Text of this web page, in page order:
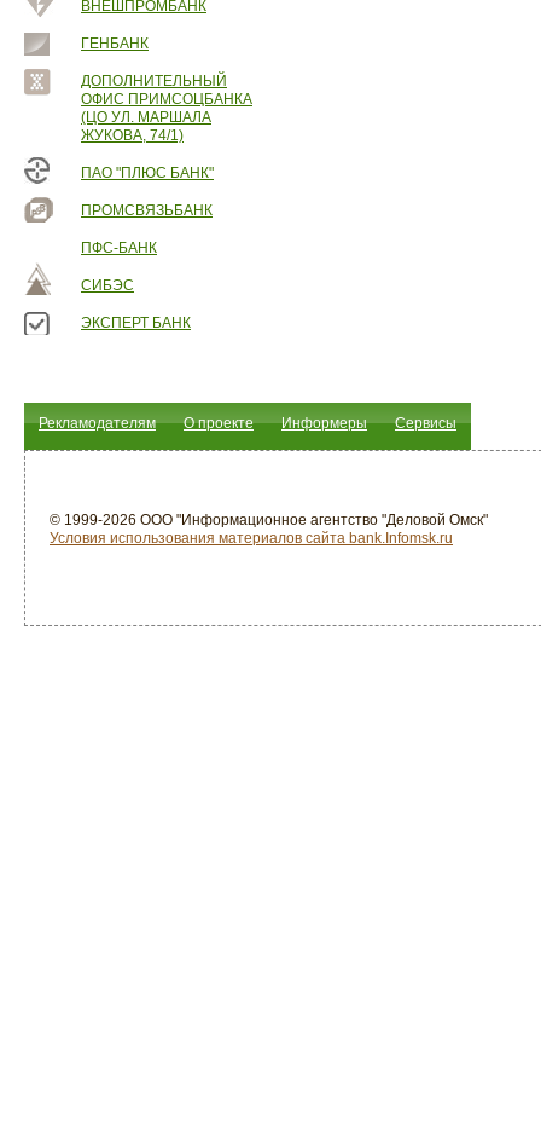
ВНЕШПРОМБАНК
ГЕНБАНК
ДОПОЛНИТЕЛЬНЫЙ
ОФИС ПРИМСОЦБАНКА
(ЦО УЛ. МАРШАЛА
ЖУКОВА, 74/1)
ПАО "ПЛЮС БАНК"
ПРОМСВЯЗЬБАНК
ПФС-БАНК
СИБЭС
ЭКСПЕРТ БАНК
Рекламодателям О проекте Информеры Сервисы
© 1999-2026 ООО "Информационное агентство "Деловой Омск"
Условия использования материалов сайта bank.Infomsk.ru